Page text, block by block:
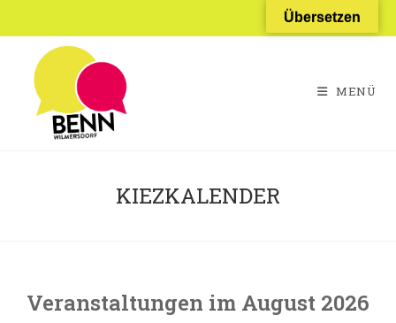
Inhalt
springen
MENÜ
KIEZKALENDER
Veranstaltungen im August 2026
Übersetzen